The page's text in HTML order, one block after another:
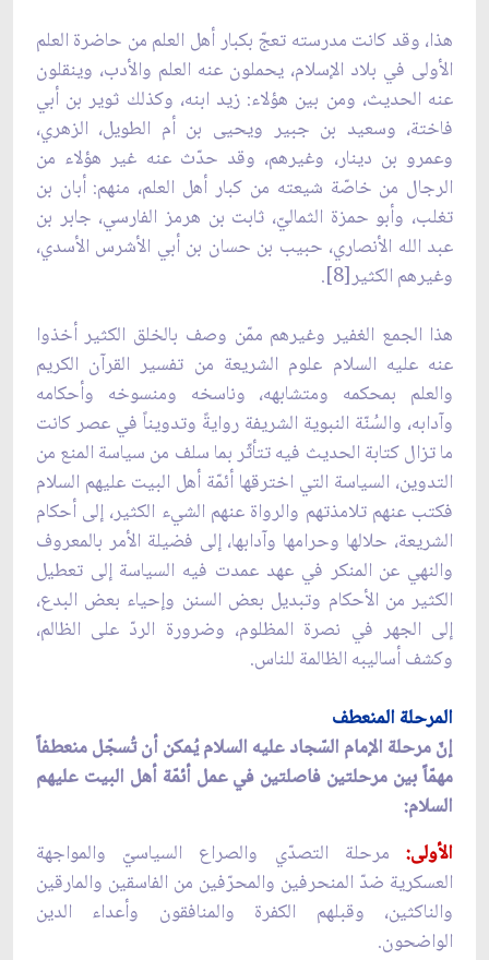
هذا، وقد كانت مدرسته تعجّ بكبار أهل العلم من حاضرة العلم
الأولى في بلاد الإسلام، يحملون عنه العلم والأدب، وينقلون
عنه الحديث، ومن بين هؤلاء: زيد ابنه، وكذلك ثوير بن أبي
فاختة، وسعيد بن جبير ويحيى بن أم الطويل، الزهري،
وعمرو بن دينار، وغيرهم، وقد حدّث عنه غير هؤلاء من
الرجال من خاصّة شيعته من كبار أهل العلم، منهم: أبان بن
تغلب، وأبو حمزة الثماليّ، ثابت بن هرمز الفارسي، جابر بن
عبد الله الأنصاري، حبيب بن حسان بن أبي الأشرس الأسدي،
وغيرهم الكثير[8].
هذا الجمع الغفير وغيرهم ممّن وصف بالخلق الكثير أخذوا
عنه عليه السلام علوم الشريعة من تفسير القرآن الكريم
والعلم بمحكمه ومتشابهه، وناسخه ومنسوخه وأحكامه
وآدابه، والسُنّة النبوية الشريفة روايةً وتدويناً في عصر كانت
ما تزال كتابة الحديث فيه تتأثّر بما سلف من سياسة المنع من
التدوين، السياسة التي اخترقها أئمّة أهل البيت عليهم السلام
فكتب عنهم تلامذتهم والرواة عنهم الشيء الكثير، إلى أحكام
الشريعة، حلالها وحرامها وآدابها، إلى فضيلة الأمر بالمعروف
والنهي عن المنكر في عهد عمدت فيه السياسة إلى تعطيل
الكثير من الأحكام وتبديل بعض السنن وإحياء بعض البدع،
إلى الجهر في نصرة المظلوم، وضرورة الردّ على الظالم،
وكشف أساليبه الظالمة للناس.
المرحلة المنعطف
إنّ مرحلة الإمام السّجاد عليه السلام يُمكن أن تُسجّل منعطفاً
مهمّاً بين مرحلتين فاصلتين في عمل أئمّة أهل البيت عليهم
السلام:
الأولى:مرحلة التصدّي والصراع السياسيّ والمواجهة
العسكرية ضدّ المنحرفين والمحرّفين من الفاسقين والمارقين
والناكثين، وقبلهم الكفرة والمنافقون وأعداء الدين
الواضحون.